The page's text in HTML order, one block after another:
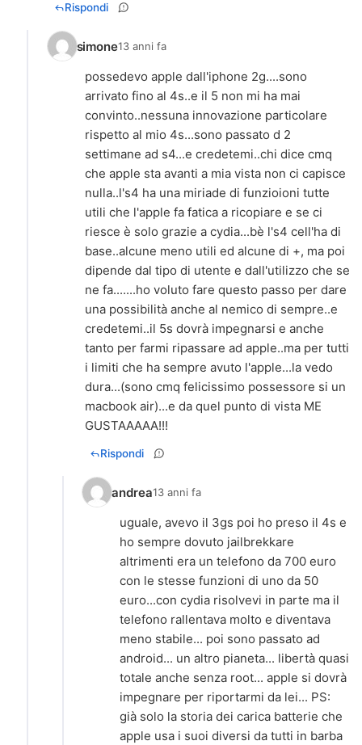
Rispondi
simone13 anni fa
possedevo apple dall'iphone 2g....sono
arrivato fino al 4s..e il 5 non mi ha mai
convinto..nessuna innovazione particolare
rispetto al mio 4s...sono passato d 2
settimane ad s4...e credetemi..chi dice cmq
che apple sta avanti a mia vista non ci capisce
nulla..l's4 ha una miriade di funzioioni tutte
utili che l'apple fa fatica a ricopiare e se ci
riesce è solo grazie a cydia...bè l's4 cell'ha di
base..alcune meno utili ed alcune di +, ma poi
dipende dal tipo di utente e dall'utilizzo che se
ne fa.......ho voluto fare questo passo per dare
una possibilità anche al nemico di sempre..e
credetemi..il 5s dovrà impegnarsi e anche
tanto per farmi ripassare ad apple..ma per tutti
i limiti che ha sempre avuto l'apple...la vedo
dura...(sono cmq felicissimo possessore si un
macbook air)...e da quel punto di vista ME
GUSTAAAAA!!!
Rispondi
andrea13 anni fa
uguale, avevo il 3gs poi ho preso il 4s e
ho sempre dovuto jailbrekkare
altrimenti era un telefono da 700 euro
con le stesse funzioni di uno da 50
euro...con cydia risolvevi in parte ma il
telefono rallentava molto e diventava
meno stabile... poi sono passato ad
android... un altro pianeta... libertà quasi
totale anche senza root... apple si dovrà
impegnare per riportarmi da lei... PS:
già solo la storia dei carica batterie che
apple usa i suoi diversi da tutti in barba